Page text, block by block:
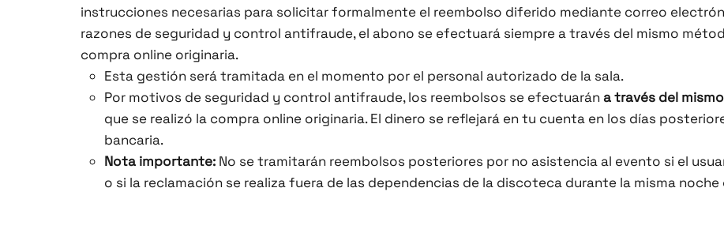
instrucciones necesarias para solicitar formalmente el reembolso diferido mediante correo
razones de seguridad y control antifraude, el abono se efectuará siempre a través del mismo
compra online originaria.
Esta gestión será tramitada en el momento por el personal autorizado de la sala.
Por motivos de seguridad y control antifraude, los reembolsos se efectuarána través del
que se realizó la compra online originaria. El dinero se reflejará en tu cuenta en los días
bancaria.
Nota importante: No se tramitarán reembolsos posteriores por no asistencia al evento si el
o si la reclamación se realiza fuera de las dependencias de la discoteca durante la misma